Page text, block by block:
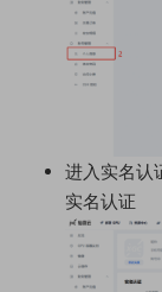
进入实名认
实名认证